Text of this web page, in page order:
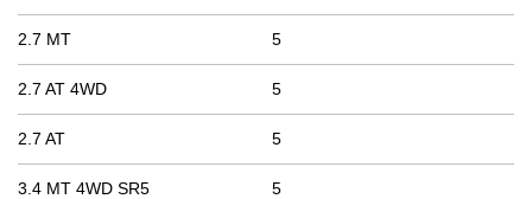
2.7 MT 5
2.7 AT 4WD 5
2.7 AT 5
3.4 MT 4WD SR5 5